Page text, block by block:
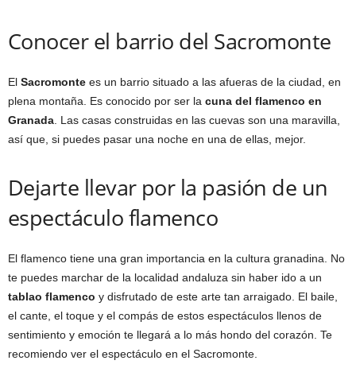
Conocer el barrio del Sacromonte
El Sacromonte es un barrio situado a las afueras de la ciudad, en
plena montaña. Es conocido por ser la cuna del flamenco en
Granada . Las casas construidas en las cuevas son una maravilla,
así que, si puedes pasar una noche en una de ellas, mejor.
Dejarte llevar por la pasión de un
espectáculo flamenco
El flamenco tiene una gran importancia en la cultura granadina. No
te puedes marchar de la localidad andaluza sin haber ido a un
tablao flamenco y disfrutado de este arte tan arraigado. El baile,
el cante, el toque y el compás de estos espectáculos llenos de
sentimiento y emoción te llegará a lo más hondo del corazón. Te
recomiendo ver el espectáculo en el Sacromonte.